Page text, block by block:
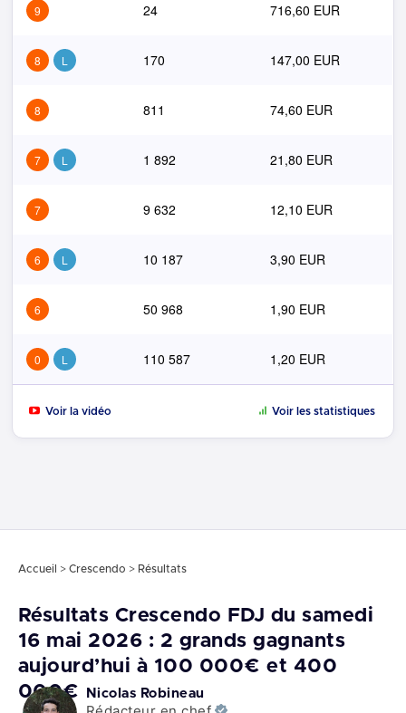
9 24 716,60 EUR
8 L 170 147,00 EUR
8 811 74,60 EUR
7 L 1 892 21,80 EUR
7 9 632 12,10 EUR
6 L 10 187 3,90 EUR
6 50 968 1,90 EUR
0 L 110 587 1,20 EUR
Voir la vidéo Voir les statistiques
Accueil > Crescendo > Résultats
Résultats Crescendo FDJ du samedi
16 mai 2026 : 2 grands gagnants
aujourd’hui à 100 000€ et 400
000€
Nicolas Robineau